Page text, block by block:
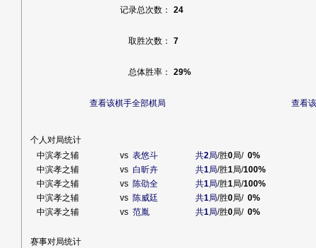
记录总次数： 24
取胜次数： 7
总体胜率： 29%
查看该棋手全部棋局 查看
个人对局统计
中滨孝之辅
vs 表悠斗 共2局/胜0局/0%
中滨孝之辅
vs 白昕卉 共1局/胜1局/100%
中滨孝之辅
vs 陈劭全 共1局/胜1局/100%
中滨孝之辅
vs 陈威廷 共1局/胜0局/0%
中滨孝之辅
vs 范胤 共1局/胜0局/0%
赛事对局统计